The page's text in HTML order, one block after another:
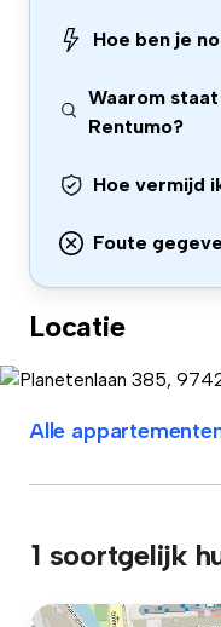
Hoe ben je
Waarom
Rentumo?
Hoe vermijd
Foute
Locatie
Alle
1 soortgelijk